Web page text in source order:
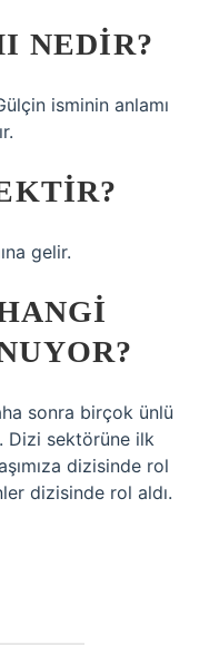
NEDIR?
isminin anlamı
gelir.
sonra birçok ünlü
Dizi sektörüne ilk
dizisinde rol
dizisinde rol aldı.